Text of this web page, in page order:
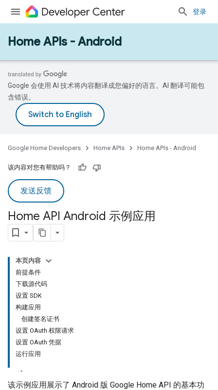
登录
Home APIs - Android
Google 会使用 AI 技术将内容翻译成您偏好的语言。AI 翻译可能包
含错误。
Google Home Developers Home APIs Home APIs - Android
该内容对您有帮助吗？
发送反馈
Home API Android 示例应用
本页内容
前提条件
下载源代码
设置 SDK
构建应用
创建签名证书
设置 OAuth 权限请求
设置 OAuth 凭据
运行应用
该示例应用展示了 Android 版 Google Home API 的基本功